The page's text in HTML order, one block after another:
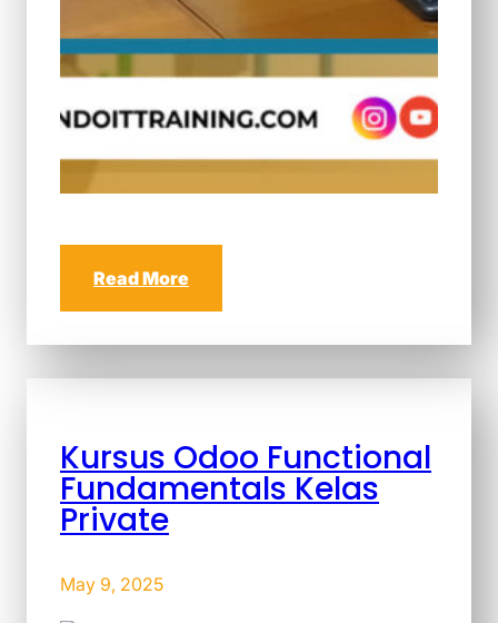
Read More
Kursus Odoo Functional
Fundamentals Kelas
Private
May 9, 2025